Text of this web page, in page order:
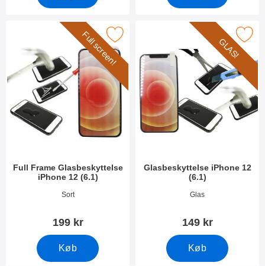
Full screen!
Full Frame Glasbeskyttelse
iPhone 12 (6.1)
Varenr 38385Sort
199 kr
Køb
full Frame Glasbeskyttelse iPhone 12 (6.1) som favorit
GLAS!
Glasbeskyttelse iPhone 12
(6.1)
Varenr 38378Glas
149 kr
Køb
Marker glasbeskyttelse